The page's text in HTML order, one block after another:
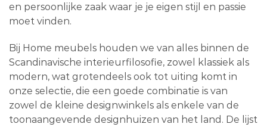
en persoonlijke zaak waar je je eigen stijl en passie
moet vinden.
Bij Home meubels houden we van alles binnen de
Scandinavische interieurfilosofie, zowel klassiek als
modern, wat grotendeels ook tot uiting komt in
onze selectie, die een goede combinatie is van
zowel de kleine designwinkels als enkele van de
toonaangevende designhuizen van het land. De lijst